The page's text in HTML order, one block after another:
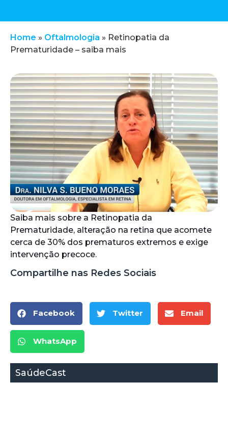
Home » Oftalmologia » Retinopatia da
Prematuridade – saiba mais
Saiba mais sobre a Retinopatia da
Prematuridade, alteração na retina que acomete
cerca de 30% dos prematuros extremos e exige
intervenção precoce.
Compartilhe nas Redes Sociais
Facebook Twitter Email
WhatsApp
SaúdeCast